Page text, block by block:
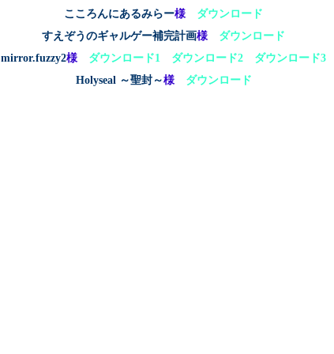
こころんにあるみらー様 ダウンロード
すえぞうのギャルゲー補完計画様 ダウンロード
mirror.fuzzy2様 ダウンロード1 ダウンロード2 ダウンロード3
Holyseal ～聖封～様 ダウンロード